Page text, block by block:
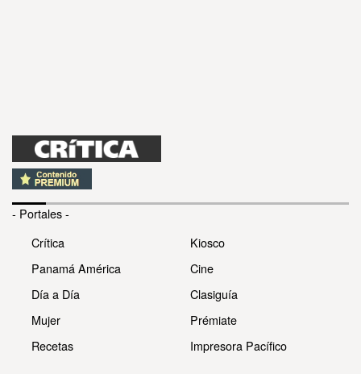
- Portales -
Crítica
Panamá América
Día a Día
Mujer
Recetas
Kiosco
Cine
Clasiguía
Prémiate
Impresora Pacífico